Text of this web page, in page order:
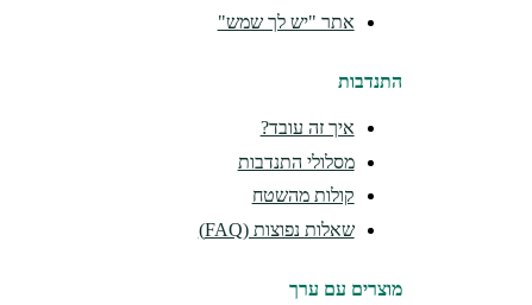
אתר "יש לך שמש"
התנדבות
איך זה עובד?
מסלולי התנדבות
קולות מהשטח
שאלות נפוצות (FAQ)
מוצרים עם ערך